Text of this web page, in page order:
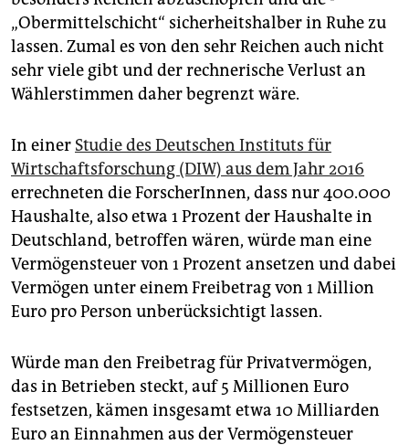
„Obermittelschicht“ sicherheitshalber in Ruhe zu
lassen. Zumal es von den sehr Reichen auch nicht
sehr viele gibt und der rechnerische Verlust an
Wählerstimmen daher begrenzt wäre.
In einer Studie des Deutschen Instituts für
Wirtschaftsforschung (DIW) aus dem Jahr 2016
errechneten die ForscherInnen, dass nur 400.000
Haushalte, also etwa 1 Prozent der Haushalte in
Deutschland, betroffen wären, würde man eine
Vermögensteuer von 1 Prozent ansetzen und dabei
Vermögen unter einem Freibetrag von 1 Million
Euro pro Person unberücksichtigt lassen.
Würde man den Freibetrag für Privatvermögen,
das in Betrieben steckt, auf 5 Millionen Euro
festsetzen, kämen insgesamt etwa 10 Milliarden
Euro an Einnahmen aus der Vermögensteuer